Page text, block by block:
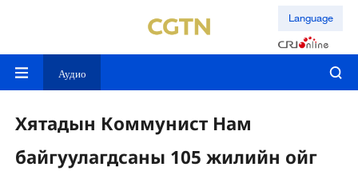
Language
Аудио
Хятадын Коммунист Нам
байгуулагдсаны 105 жилийн ойг